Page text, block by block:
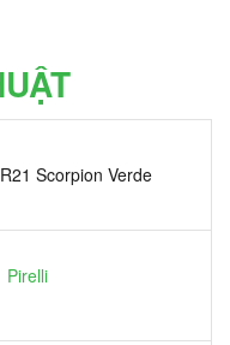
Scorpion Verde
Pirelli